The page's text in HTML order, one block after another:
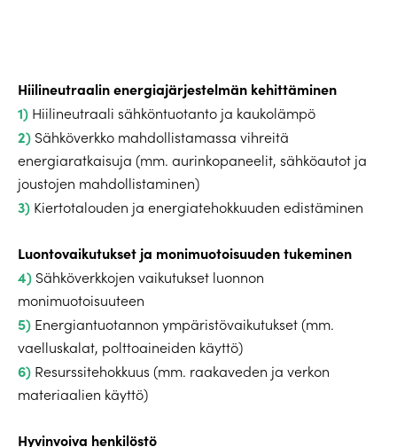
Hiilineutraalin energiajärjestelmän kehittäminen
1) Hiilineutraali sähköntuotanto ja kaukolämpö
2) Sähköverkko mahdollistamassa vihreitä
energiaratkaisuja (mm. aurinkopaneelit, sähköautot ja
joustojen mahdollistaminen)
3) Kiertotalouden ja energiatehokkuuden edistäminen
Luontovaikutukset ja monimuotoisuuden tukeminen
4) Sähköverkkojen vaikutukset luonnon
monimuotoisuuteen
5) Energiantuotannon ympäristövaikutukset (mm.
vaelluskalat, polttoaineiden käyttö)
6) Resurssitehokkuus (mm. raakaveden ja verkon
materiaalien käyttö)
Hyvinvoiva henkilöstö